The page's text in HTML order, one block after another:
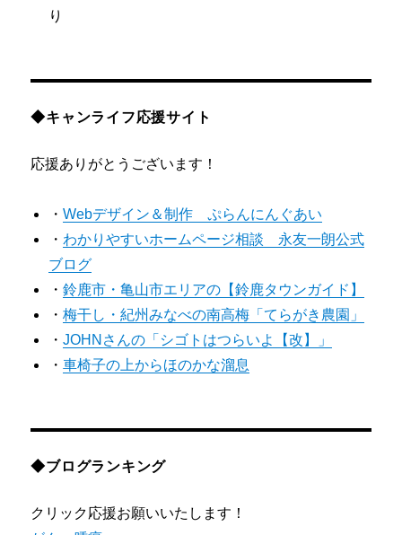
り
◆キャンライフ応援サイト
応援ありがとうございます！
・Webデザイン＆制作 ぷらんにんぐあい
・ わかりやすいホームページ相談 永友一朗公式
ブログ
・鈴鹿市・亀山市エリアの【鈴鹿タウンガイド】
・梅干し・紀州みなべの南高梅「てらがき農園」
・JOHNさんの「シゴトはつらいよ【改】」
・車椅子の上からほのかな溜息
◆ブログランキング
クリック応援お願いいたします！